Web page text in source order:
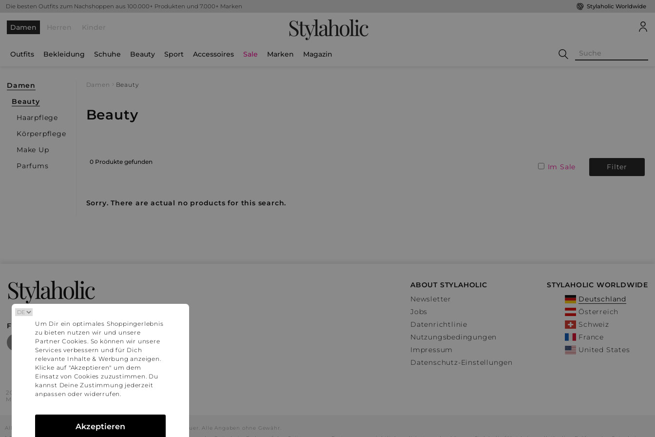
Die besten Outfits zum Nachshoppen aus 100.000+ Produkten und 7.000+ Marken Stylaholic Worldwide
Damen Herren Kinder Stylaholic
Outfits Bekleidung Schuhe Beauty Sport Accessoires Sale Marken Magazin
Damen
Beauty
Haarpflege
Körperpflege
Make Up
Parfums
Damen Beauty
Beauty
0 Produkte gefunden
Im Sale Filter
Sorry. There are actual no products for this search.
Stylaholic
FIND MORE INSPIRATION
ABOUT STYLAHOLIC
Newsletter
Jobs
Datenrichtlinie
Nutzungsbedingungen
Impressum
Datenschutz-Einstellungen
STYLAHOLIC WORLDWIDE
Deutschland
Österreich
Schweiz
France
United States
2016 - 2026 © Stylaholic.
Made for you with love in munich.
Alle Preise inkl. der jeweils geltenden gesetzlichen Mehrwertsteuer. Alle Angaben ohne Gewähr.
Um Dir ein optimales Shoppingerlebnis
zu bieten nutzen wir und unsere
Partner Cookies. So können wir unsere
Services verbessern und für Dich
relevante Inhalte & Werbung anzeigen.
Klicke auf "Akzeptieren" um dem
Einsatz von Cookies zuzustimmen. Du
kannst Deine Zustimmung jederzeit
anpassen oder widerrufen.
Akzeptieren